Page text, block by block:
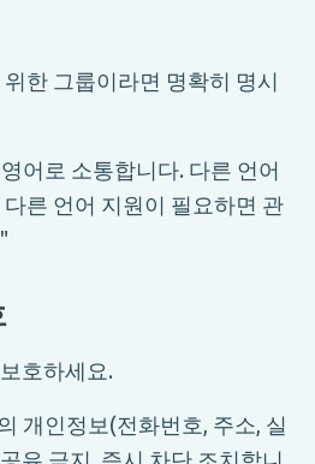
한 그룹이라면 명확히 명시
어로 소통합니다. 다른 언어
른 언어 지원이 필요하면 관
호하세요.
개인정보(전화번호, 주소, 실
유 금지. 즉시 차단 조치합니